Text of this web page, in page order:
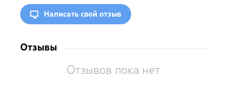
Написать свой отзыв
Отзывы
Отзывов пока нет